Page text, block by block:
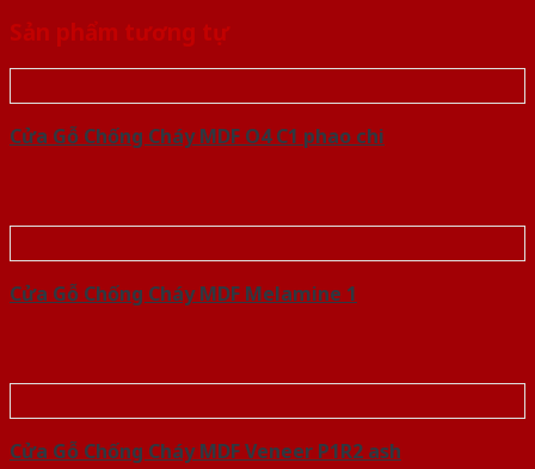
Sản phẩm tương tự
Cửa Gỗ Chống Cháy MDF O4 C1 phao chi
Cửa Gỗ Chống Cháy MDF Melamine 1
Cửa Gỗ Chống Cháy MDF Veneer P1R2 ash